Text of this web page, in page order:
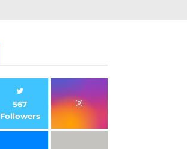
567
Followers